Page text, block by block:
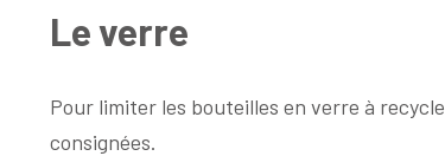
Le verre
Pour limiter les bouteilles en verre à
consignées.